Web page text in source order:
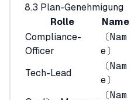
8.3 Plan-Genehmigung
Rolle
Name
Compliance-
Officer
〔Nam
e〕
Tech-Lead
〔Nam
e〕
〔Nam